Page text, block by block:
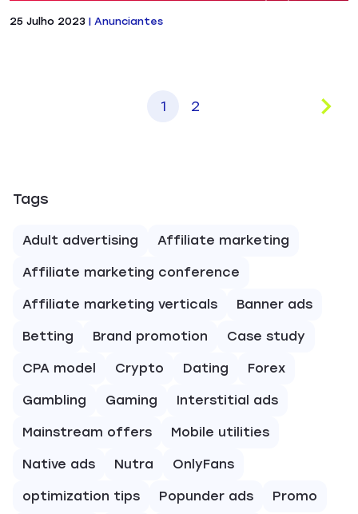
25 Julho 2023 | Anunciantes
1 2
Tags
Adult advertising Affiliate marketing
Affiliate marketing conference
Affiliate marketing verticals Banner ads
Betting Brand promotion Case study
CPA model Crypto Dating Forex
Gambling Gaming Interstitial ads
Mainstream offers Mobile utilities
Native ads Nutra OnlyFans
optimization tips Popunder ads Promo